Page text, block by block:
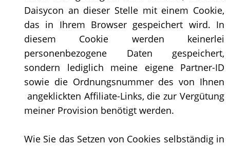
Daisycon an dieser Stelle mit einem Cookie,
das in Ihrem Browser gespeichert wird. In
diesem Cookie werden keinerlei
personenbezogene Daten gespeichert,
sondern lediglich meine eigene Partner-ID
sowie die Ordnungsnummer des von Ihnen
angeklickten Affiliate-Links, die zur Vergütung
meiner Provision benötigt werden.
Wie Sie das Setzen von Cookies selbständig in